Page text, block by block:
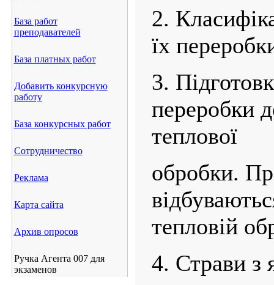
База работ
преподавателей
База платных работ
Добавить конкурсную
работу
База конкурсных работ
Сотрудничество
Реклама
Карта сайта
Архив опросов
Ручка Агента 007 для
экзаменов
2.
їх
3.
переробки
теплової
обробки.
тепловій
4. Страви з